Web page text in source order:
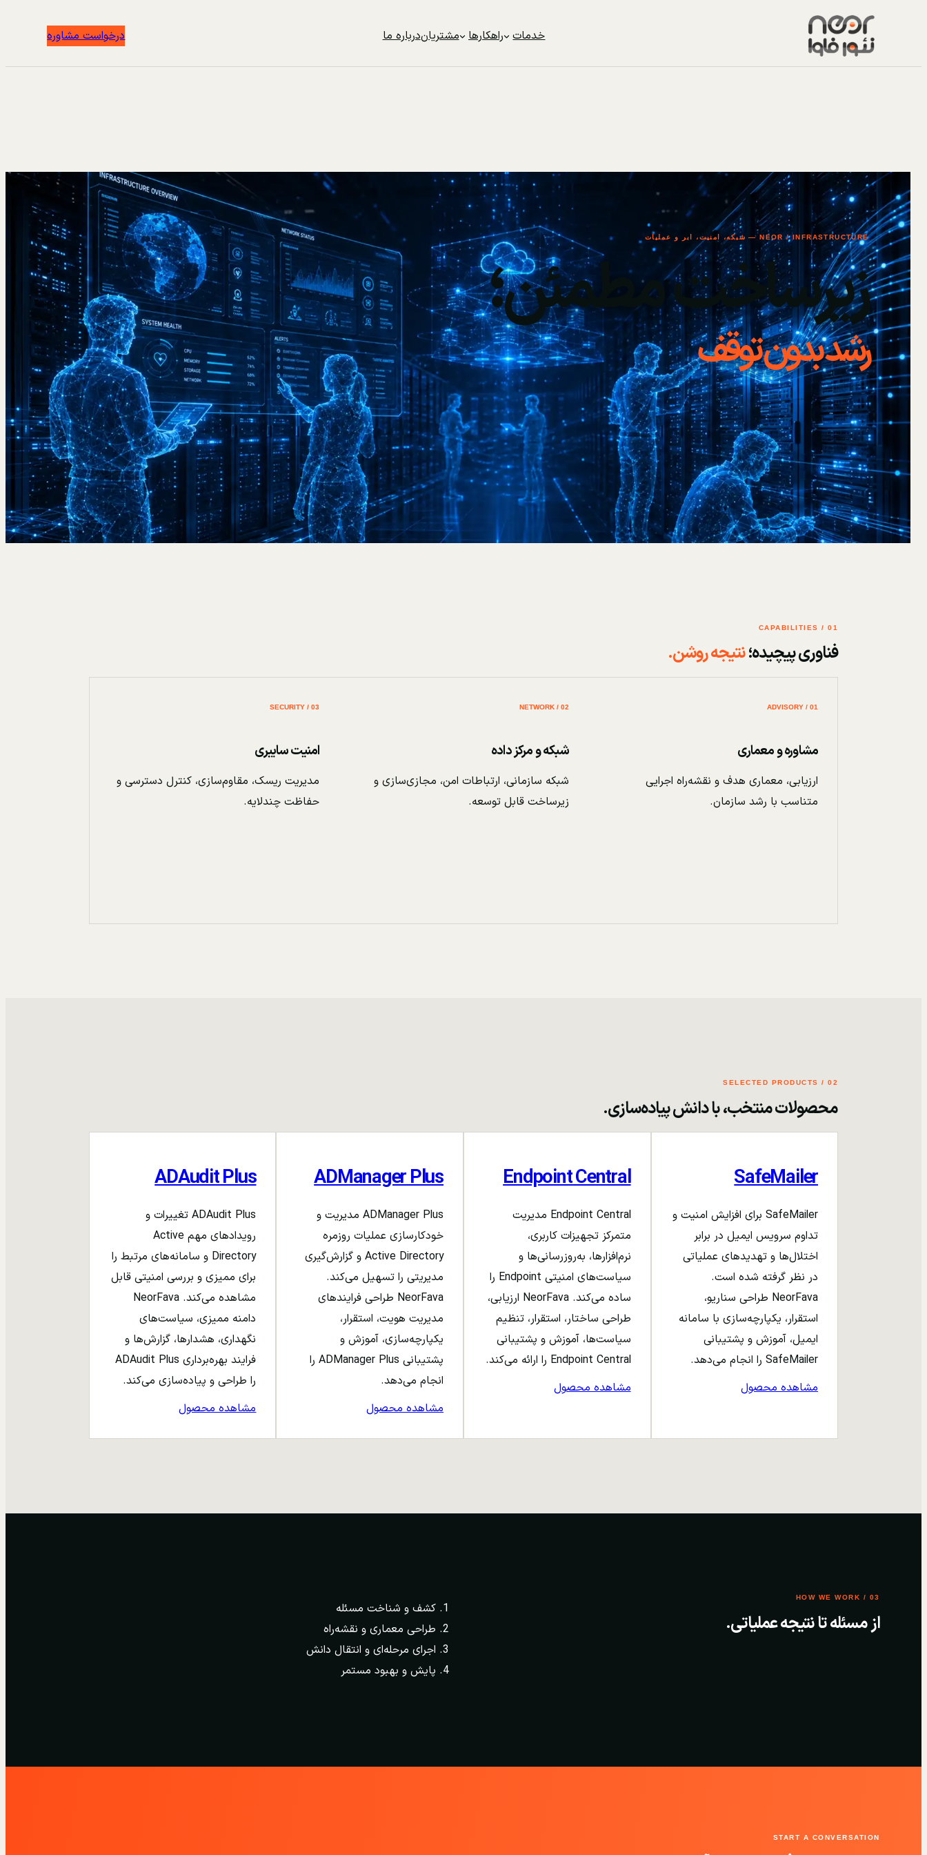
خدمات راهکارها مشتریاندرباره ما درخواست مشاوره
NEOR / INFRASTRUCTURE — شبکه، امنیت، ابر و عملیات
زیرساخت مطمئن؛
رشد بدون توقف
01 / CAPABILITIES
فناوری پیچیده؛نتیجه روشن.
01 / ADVISORY
مشاوره و معماری
ارزیابی، معماری هدف و نقشه‌راه اجرایی
متناسب با رشد سازمان.
02 / NETWORK
شبکه و مرکز داده
شبکه سازمانی، ارتباطات امن، مجازی‌سازی و
زیرساخت قابل توسعه.
03 / SECURITY
امنیت سایبری
مدیریت ریسک، مقاوم‌سازی، کنترل دسترسی و
حفاظت چندلایه.
02 / SELECTED PRODUCTS
محصولات منتخب، با دانش پیاده‌سازی.
SafeMailer
SafeMailer برای افزایش امنیت و
تداوم سرویس ایمیل در برابر
اختلال‌ها و تهدیدهای عملیاتی
در نظر گرفته شده است.
NeorFava طراحی سناریو،
استقرار، یکپارچه‌سازی با سامانه
ایمیل، آموزش و پشتیبانی
SafeMailer را انجام می‌دهد.
مشاهده محصول
Endpoint Central
Endpoint Central مدیریت
متمرکز تجهیزات کاربری،
نرم‌افزارها، به‌روزرسانی‌ها و
سیاست‌های امنیتی Endpoint را
ساده می‌کند. NeorFava ارزیابی،
طراحی ساختار، استقرار، تنظیم
سیاست‌ها، آموزش و پشتیبانی
Endpoint Central را ارائه می‌کند.
مشاهده محصول
ADManager Plus
ADManager Plus مدیریت و
خودکارسازی عملیات روزمره
Active Directory و گزارش‌گیری
مدیریتی را تسهیل می‌کند.
NeorFava طراحی فرایندهای
مدیریت هویت، استقرار،
یکپارچه‌سازی، آموزش و
پشتیبانی ADManager Plus را
انجام می‌دهد.
مشاهده محصول
ADAudit Plus
ADAudit Plus تغییرات و
رویدادهای مهم Active
Directory و سامانه‌های مرتبط را
برای ممیزی و بررسی امنیتی قابل
مشاهده می‌کند. NeorFava
دامنه ممیزی، سیاست‌های
نگهداری، هشدارها، گزارش‌ها و
فرایند بهره‌برداری ADAudit Plus
را طراحی و پیاده‌سازی می‌کند.
مشاهده محصول
03 / HOW WE WORK
از مسئله تا نتیجه عملیاتی.
کشف و شناخت مسئله
طراحی معماری و نقشه‌راه
اجرای مرحله‌ای و انتقال دانش
پایش و بهبود مستمر
START A CONVERSATION